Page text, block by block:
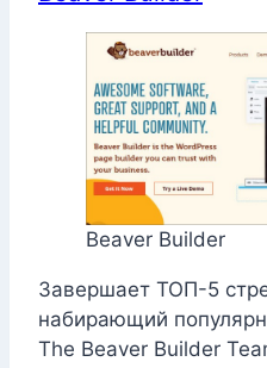
Beaver Builder
Завершает ТОП-5
набирающий
The Beaver Builder